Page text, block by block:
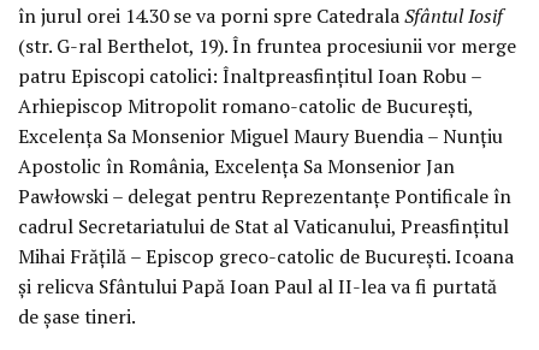
în jurul orei 14.30 se va porni spre CatedralaSfântul Iosif
(str. G-ral Berthelot, 19). În fruntea procesiunii vor merge
patru Episcopi catolici: Înaltpreasfințitul Ioan Robu –
Arhiepiscop Mitropolit romano-catolic de București,
Excelența Sa Monsenior Miguel Maury Buendia – Nunțiu
Apostolic în România, Excelența Sa Monsenior Jan
Pawłowski – delegat pentru Reprezentanțe Pontificale în
cadrul Secretariatului de Stat al Vaticanului, Preasfințitul
Mihai Frățilă – Episcop greco-catolic de București. Icoana
și relicva Sfântului Papă Ioan Paul al II-lea va fi purtată
de șase tineri.